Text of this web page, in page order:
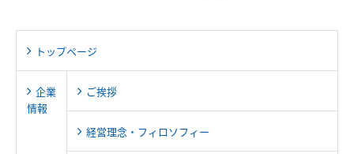
トップページ
企業
情報
ご挨拶
経営理念・フィロソフィー